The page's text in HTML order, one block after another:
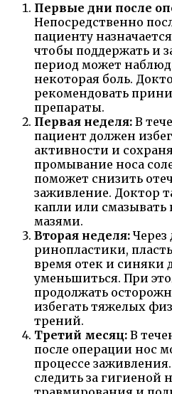
Первые дни после
Непосредственно
пациенту
чтобы поддержать и
период может
некоторая боль.
рекомендовать
препараты.
Первая неделя: В
пациент должен
активности и
промывание носа
поможет снизить
заживление. Доктор
капли или
мазями.
Вторая неделя: Через
ринопластики,
время отек и синяки
уменьшиться. При
продолжать
избегать тяжелых
трений.
Третий месяц: В
после операции нос
процессе
следить за гигиеной